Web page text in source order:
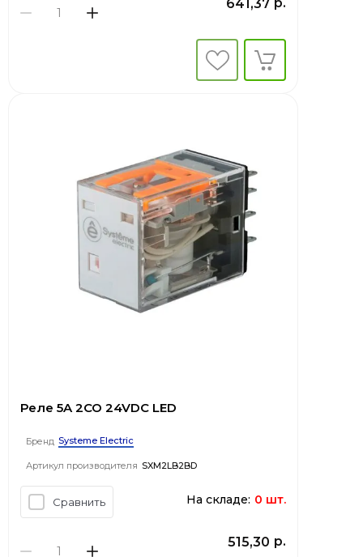
641,37
Реле 5A 2CO 24VDC LED
Бренд Systeme Electric
Артикул производителя SXM2LB2BD
Сравнить На складе: 0 шт.
515,30 р.